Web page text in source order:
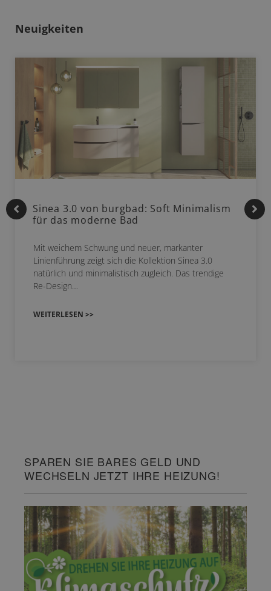
Neuigkeiten
Sinea 3.0 von burgbad: Soft Minimalism
für das moderne Bad
Mit weichem Schwung und neuer, markanter
Linienführung zeigt sich die Kollektion Sinea 3.0
natürlich und minimalistisch zugleich. Das trendige
Re-Design…
WEITERLESEN >>
SPAREN SIE BARES GELD UND
WECHSELN JETZT IHRE HEIZUNG!